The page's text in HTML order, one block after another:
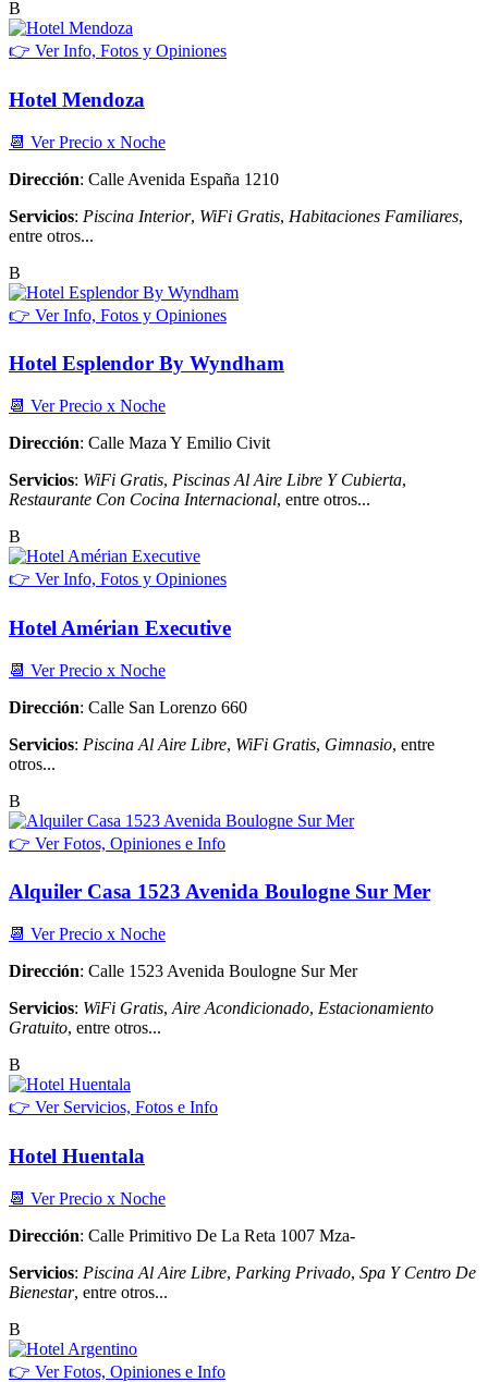
B
👉 Ver Info, Fotos y Opiniones
Hotel Mendoza
📆 Ver Precio x Noche
Dirección: Calle Avenida España 1210
Servicios: Piscina Interior, WiFi Gratis, Habitaciones Familiares,
entre otros...
B
👉 Ver Info, Fotos y Opiniones
Hotel Esplendor By Wyndham
📆 Ver Precio x Noche
Dirección: Calle Maza Y Emilio Civit
Servicios: WiFi Gratis, Piscinas Al Aire Libre Y Cubierta,
Restaurante Con Cocina Internacional, entre otros...
B
👉 Ver Info, Fotos y Opiniones
Hotel Amérian Executive
📆 Ver Precio x Noche
Dirección: Calle San Lorenzo 660
Servicios: Piscina Al Aire Libre, WiFi Gratis, Gimnasio, entre
otros...
B
👉 Ver Fotos, Opiniones e Info
Alquiler Casa 1523 Avenida Boulogne Sur Mer
📆 Ver Precio x Noche
Dirección: Calle 1523 Avenida Boulogne Sur Mer
Servicios: WiFi Gratis, Aire Acondicionado, Estacionamiento
Gratuito, entre otros...
B
👉 Ver Servicios, Fotos e Info
Hotel Huentala
📆 Ver Precio x Noche
Dirección: Calle Primitivo De La Reta 1007 Mza-
Servicios: Piscina Al Aire Libre, Parking Privado, Spa Y Centro De
Bienestar, entre otros...
B
👉 Ver Fotos, Opiniones e Info